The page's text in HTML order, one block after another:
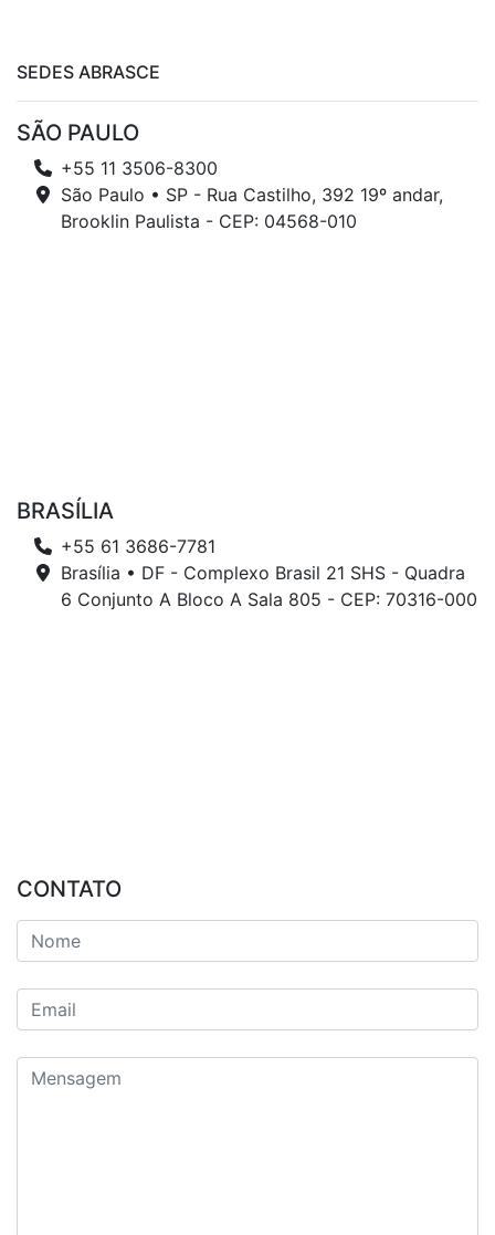
SEDES ABRASCE
SÃO PAULO
+55 11 3506-8300
São Paulo • SP - Rua Castilho, 392 19º andar,
Brooklin Paulista - CEP: 04568-010
BRASÍLIA
+55 61 3686-7781
Brasília • DF - Complexo Brasil 21 SHS - Quadra
6 Conjunto A Bloco A Sala 805 - CEP: 70316-000
CONTATO